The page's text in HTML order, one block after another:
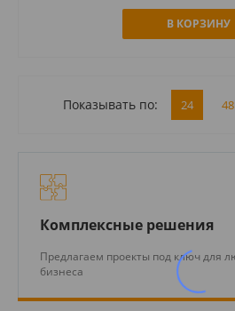
В КОРЗИНУ
Показывать по: 24 48
Комплексные решения
Предлагаем проекты под ключ для
бизнеса